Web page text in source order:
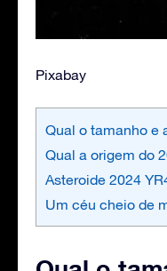
Pixabay
Qual o tamanho e
Qual a origem do
Asteroide 2024
Um céu cheio de